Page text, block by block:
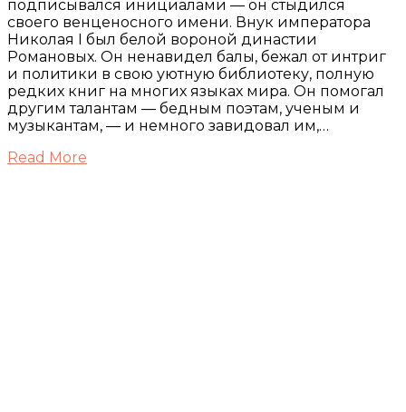
подписывался инициалами — он стыдился
своего венценосного имени. Внук императора
Николая I был белой вороной династии
Романовых. Он ненавидел балы, бежал от интриг
и политики в свою уютную библиотеку, полную
редких книг на многих языках мира. Он помогал
другим талантам — бедным поэтам, ученым и
музыкантам, — и немного завидовал им,…
Read More